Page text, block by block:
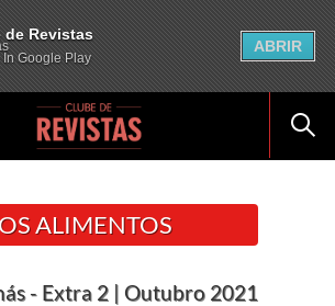
ALIMENTOS
- Extra 2 | Outubro 2021
de Revistas
In Google Play
ABRIR